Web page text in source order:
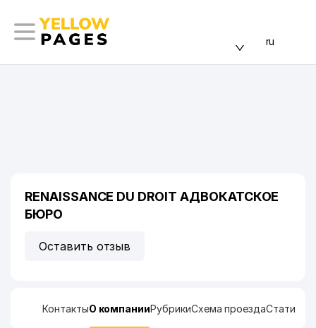
ru
RENAISSANCE DU DROIT АДВОКАТСКОЕ
БЮРО
Оставить отзыв
КонтактыО компанииРубрикиСхема проезда